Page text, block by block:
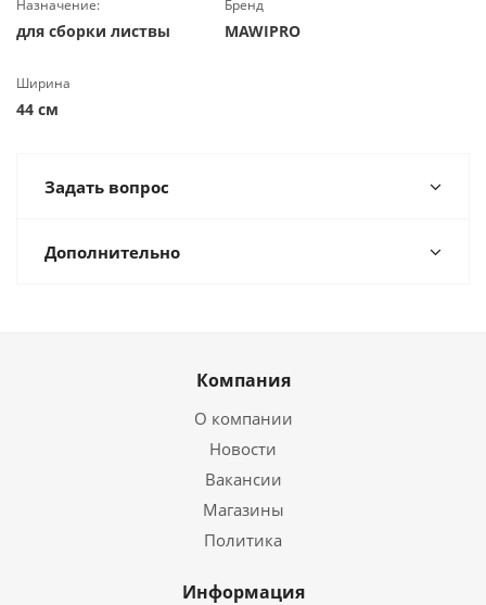
Назначение:
для сборки листвы
Бренд
MAWIPRO
Ширина
44 см
Задать вопрос
Дополнительно
Компания
О компании
Новости
Вакансии
Магазины
Политика
Информация